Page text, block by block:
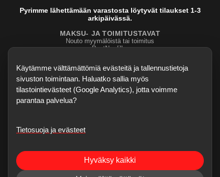
Pyrimme lähettämään varastosta löytyvät tilaukset 1-3
arkipäivässä.
MAKSU- JA TOIMITUSTAVAT
Nouto myymälöistä tai toimitus
PostNordilla.
Sisubiljardi.fi
ominaisuusehdotukset ovat enemmän kuin tervetulleita. Korjaukset voivat
Evasteasetukset
Käytämme välttämättömiä evästeitä ja tallennustietoja
sivuston toimintaan. Haluatko sallia myös
tilastointievästeet (Google Analytics), jotta voimme
parantaa palvelua?
Tietosuoja ja evästeet
Hyväksy kaikki